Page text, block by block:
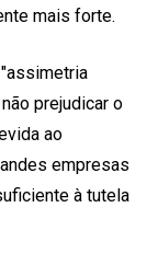
mais forte.
prejudicar o
ao
empresas
à tutela